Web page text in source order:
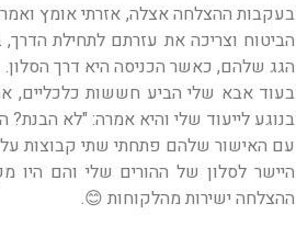
בעקבות ההצלחה אצלה, אזרתי אומץ
הביטוח וצריכה את עזרתם לתחילת
הגג שלהם, כאשר הכניסה היא דרך הסלון.
בעוד אבא שלי הביע חששות כלכליים,
בנוגע לייעוד שלי והיא אמרה: "לא
עם האישור שלהם פתחתי שתי קבוצות על
היישר לסלון של ההורים שלי והם
ההצלחה ישירות מהלקוחות 😊.